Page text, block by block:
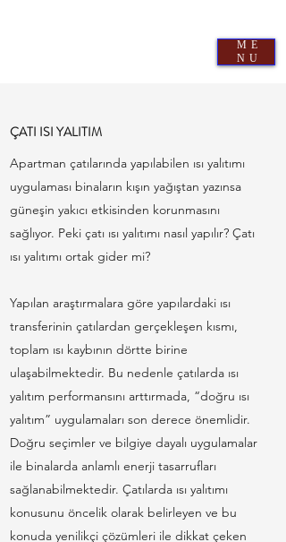
ME
NU
ÇATI ISI YALITIM
Apartman çatılarında yapılabilen ısı yalıtımı
uygulaması binaların kışın yağıştan yazınsa
güneşin yakıcı etkisinden korunmasını
sağlıyor. Peki çatı ısı yalıtımı nasıl yapılır? Çatı
ısı yalıtımı ortak gider mi?
Yapılan araştırmalara göre yapılardaki ısı
transferinin çatılardan gerçekleşen kısmı,
toplam ısı kaybının dörtte birine
ulaşabilmektedir. Bu nedenle çatılarda ısı
yalıtım performansını arttırmada, “doğru ısı
yalıtım” uygulamaları son derece önemlidir.
Doğru seçimler ve bilgiye dayalı uygulamalar
ile binalarda anlamlı enerji tasarrufları
sağlanabilmektedir. Çatılarda ısı yalıtımı
konusunu öncelik olarak belirleyen ve bu
konuda yenilikçi çözümleri ile dikkat çeken